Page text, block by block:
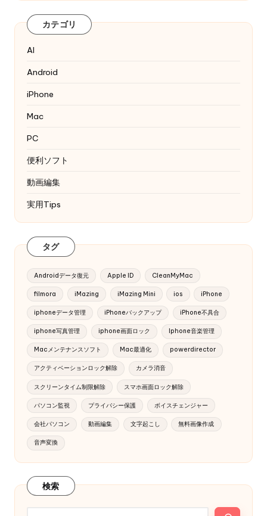
カテゴリ
AI
Android
iPhone
Mac
PC
便利ソフト
動画編集
実用Tips
タグ
Androidデータ復元 Apple ID CleanMyMac
filmora iMazing iMazing Mini ios iPhone
iphoneデータ管理 iPhoneバックアップ iPhone不具合
iphone写真管理 iphone画面ロック Iphone音楽管理
Macメンテナンスソフト Mac最適化 powerdirector
アクティベーションロック解除 カメラ消音
スクリーンタイム制限解除 スマホ画面ロック解除
パソコン監視 プライバシー保護 ボイスチェンジャー
会社パソコン 動画編集 文字起こし 無料画像作成
音声変換
検索